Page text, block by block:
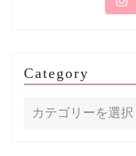
Category